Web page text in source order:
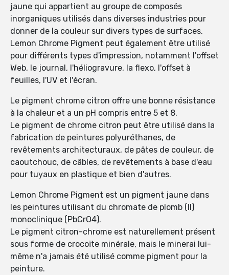
jaune qui appartient au groupe de composés
inorganiques utilisés dans diverses industries pour
donner de la couleur sur divers types de surfaces.
Lemon Chrome Pigment peut également être utilisé
pour différents types d'impression, notamment l'offset
Web, le journal, l'héliogravure, la flexo, l'offset à
feuilles, l'UV et l'écran.
Le pigment chrome citron offre une bonne résistance
à la chaleur et a un pH compris entre 5 et 8.
Le pigment de chrome citron peut être utilisé dans la
fabrication de peintures polyuréthanes, de
revêtements architecturaux, de pâtes de couleur, de
caoutchouc, de câbles, de revêtements à base d'eau
pour tuyaux en plastique et bien d'autres.
Lemon Chrome Pigment est un pigment jaune dans
les peintures utilisant du chromate de plomb (II)
monoclinique (PbCrO4).
Le pigment citron-chrome est naturellement présent
sous forme de crocoïte minérale, mais le minerai lui-
même n'a jamais été utilisé comme pigment pour la
peinture.